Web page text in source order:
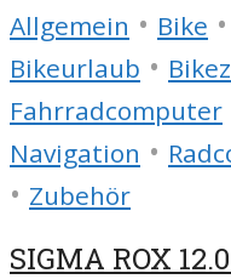
Allgemein • Bike •
Bikeurlaub •
Fahrradcomputer
Navigation •
• Zubehör
SIGMA ROX